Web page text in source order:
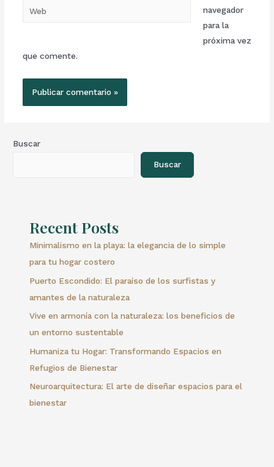
navegador
para la
próxima vez
que comente.
Buscar
Buscar
Recent Posts
Minimalismo en la playa: la elegancia de lo simple
para tu hogar costero
Puerto Escondido: El paraíso de los surfistas y
amantes de la naturaleza
Vive en armonía con la naturaleza: los beneficios de
un entorno sustentable
Humaniza tu Hogar: Transformando Espacios en
Refugios de Bienestar
Neuroarquitectura: El arte de diseñar espacios para el
bienestar